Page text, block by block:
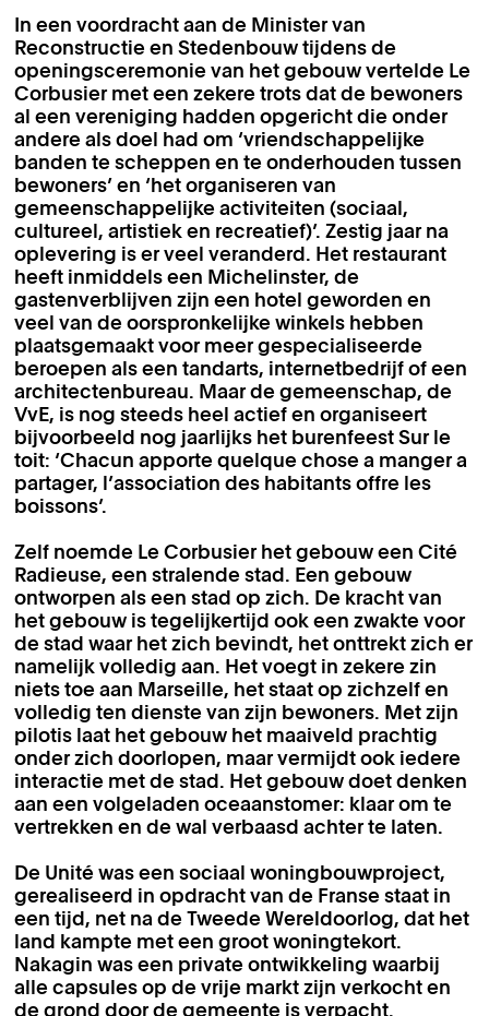
In een voordracht aan de Minister van
Reconstructie en Stedenbouw tijdens de
openingsceremonie van het gebouw vertelde Le
Corbusier met een zekere trots dat de bewoners
al een vereniging hadden opgericht die onder
andere als doel had om ‘vriendschappelijke
banden te scheppen en te onderhouden tussen
bewoners’ en ‘het organiseren van
gemeenschappelijke activiteiten (sociaal,
cultureel, artistiek en recreatief)’. Zestig jaar na
oplevering is er veel veranderd. Het restaurant
heeft inmiddels een Michelinster, de
gastenverblijven zijn een hotel geworden en
veel van de oorspronkelijke winkels hebben
plaatsgemaakt voor meer gespecialiseerde
beroepen als een tandarts, internetbedrijf of een
architectenbureau. Maar de gemeenschap, de
VvE, is nog steeds heel actief en organiseert
bijvoorbeeld nog jaarlijks het burenfeest Sur le
toit: ‘Chacun apporte quelque chose a manger a
partager, l’association des habitants offre les
boissons’.
Zelf noemde Le Corbusier het gebouw een Cité
Radieuse, een stralende stad. Een gebouw
ontworpen als een stad op zich. De kracht van
het gebouw is tegelijkertijd ook een zwakte voor
de stad waar het zich bevindt, het onttrekt zich er
namelijk volledig aan. Het voegt in zekere zin
niets toe aan Marseille, het staat op zichzelf en
volledig ten dienste van zijn bewoners. Met zijn
pilotis laat het gebouw het maaiveld prachtig
onder zich doorlopen, maar vermijdt ook iedere
interactie met de stad. Het gebouw doet denken
aan een volgeladen oceaanstomer: klaar om te
vertrekken en de wal verbaasd achter te laten.
De Unité was een sociaal woningbouwproject,
gerealiseerd in opdracht van de Franse staat in
een tijd, net na de Tweede Wereldoorlog, dat het
land kampte met een groot woningtekort.
Nakagin was een private ontwikkeling waarbij
alle capsules op de vrije markt zijn verkocht en
de grond door de gemeente is verpacht.